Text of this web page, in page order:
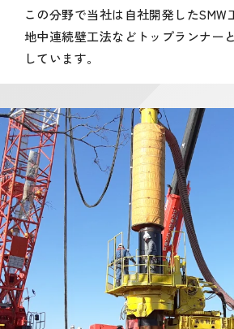
この分野で当社は自社開発したSMW
地中連続壁工法などトップランナー
しています。